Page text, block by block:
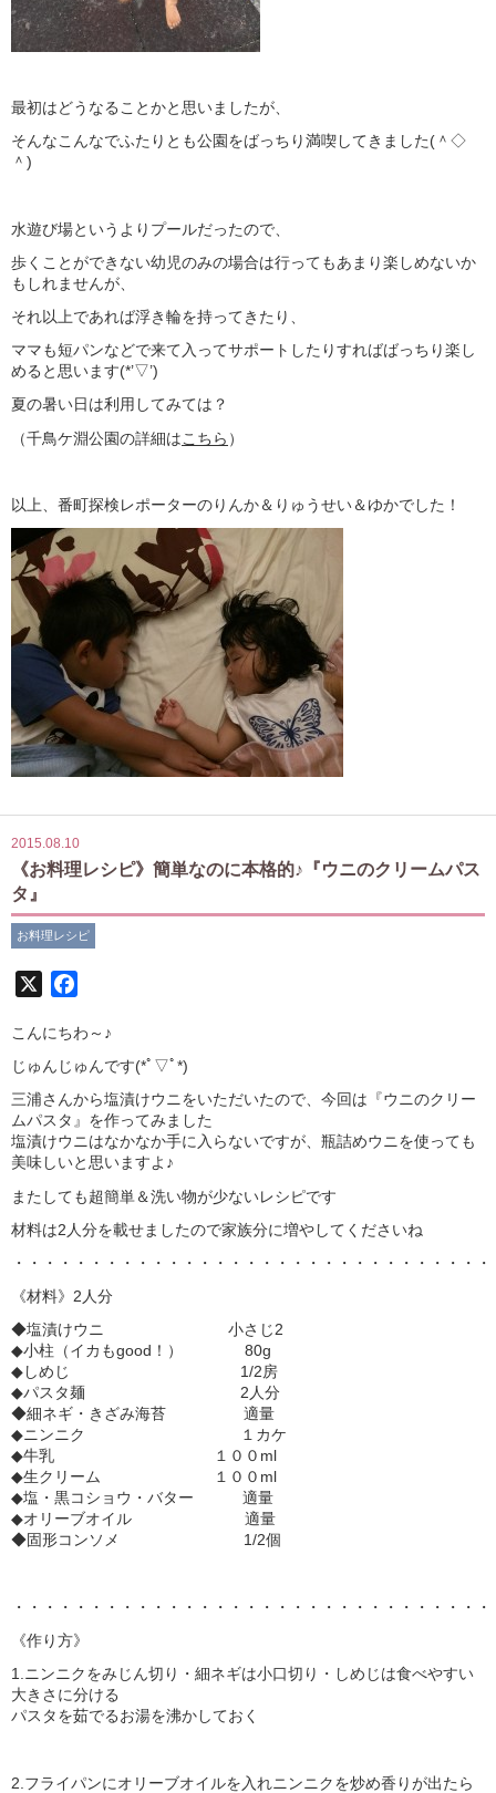
最初はどうなることかと思いましたが、
そんなこんなでふたりとも公園をばっちり満喫してきました(＾◇
＾)
水遊び場というよりプールだったので、
歩くことができない幼児のみの場合は行ってもあまり楽しめないか
もしれませんが、
それ以上であれば浮き輪を持ってきたり、
ママも短パンなどで来て入ってサポートしたりすればばっちり楽し
めると思います(*’▽’)
夏の暑い日は利用してみては？
（千鳥ケ淵公園の詳細はこちら ）
以上、番町探検レポーターのりんか＆りゅうせい＆ゆかでした！
2015.08.10
《お料理レシピ》簡単なのに本格的♪『ウニのクリームパス
タ』
お料理レシピ
こんにちわ～♪
じゅんじゅんです(*ﾟ▽ﾟ*)
三浦さんから塩漬けウニをいただいたので、今回は『ウニのクリー
ムパスタ』を作ってみました
塩漬けウニはなかなか手に入らないですが、瓶詰めウニを使っても
美味しいと思いますよ♪
またしても超簡単＆洗い物が少ないレシピです
材料は2人分を載せましたので家族分に増やしてくださいね
・・・・・・・・・・・・・・・・・・・・・・・・・・・・・・
《材料》2人分
◆塩漬けウニ 小さじ2
◆小柱（イカもgood！） 80g
◆しめじ 1/2房
◆パスタ麺 2人分
◆細ネギ・きざみ海苔 適量
◆ニンニク １カケ
◆牛乳 １００ml
◆生クリーム １００ml
◆塩・黒コショウ・バター 適量
◆オリーブオイル 適量
◆固形コンソメ 1/2個
・・・・・・・・・・・・・・・・・・・・・・・・・・・・・・
《作り方》
1.ニンニクをみじん切り・細ネギは小口切り・しめじは食べやすい
大きさに分ける
パスタを茹でるお湯を沸かしておく
2.フライパンにオリーブオイルを入れニンニクを炒め香りが出たら